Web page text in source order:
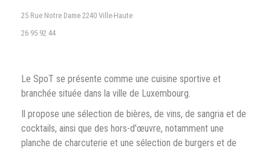
25 Rue Notre Dame 2240 Ville-Haute((otevře se v novém okně))
26 95 92 44
Le SpoT se présente comme une cuisine sportive et
branchée située dans la ville de Luxembourg.
Il propose une sélection de bières, de vins, de sangria et de
cocktails, ainsi que des hors-d'œuvre, notamment une
planche de charcuterie et une sélection de burgers et de